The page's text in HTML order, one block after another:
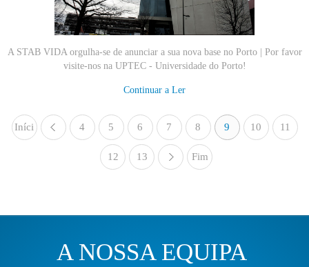
A STAB VIDA orgulha-se de anunciar a sua nova base no Porto | Por favor
visite-nos na UPTEC - Universidade do Porto!
Continuar a Ler
Iníci «
4 5 6 7 8 9 10 11
12 13 »
Fim
A NOSSA EQUIPA